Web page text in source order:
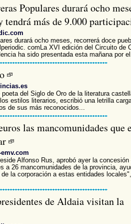
Populares durará ocho
tendrá más de 9.000
durará ocho meses, recorrerá doce
comLa XVI edición del Circuito de
ha sido presentada esta mañana por
del Siglo de Oro de la literatura
estilos literarios, escribió una letrilla
de sus más reconocidos...
las mancomunidades que
Alfonso Rus, aprobó ayer la concesión
a 26 mancomunidades de la provincia,
la corporación a estas entidades
de Aldaia visitan la